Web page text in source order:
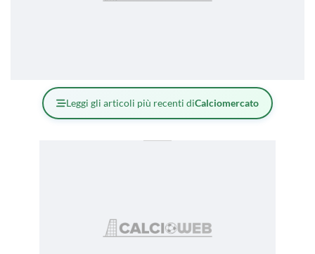
Leggi gli articoli più recenti diCalciomercato